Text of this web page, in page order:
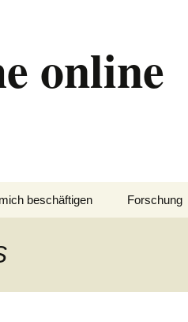
online
beschäftigen Forschung